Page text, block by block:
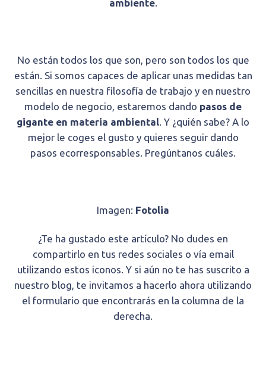
ambiente.
No están todos los que son, pero son todos los que
están. Si somos capaces de aplicar unas medidas tan
sencillas en nuestra filosofía de trabajo y en nuestro
modelo de negocio, estaremos dando pasos de
gigante en materia ambiental. Y ¿quién sabe? A lo
mejor le coges el gusto y quieres seguir dando
pasos ecorresponsables. Pregúntanos cuáles.
Imagen: Fotolia
¿Te ha gustado este artículo? No dudes en
compartirlo en tus redes sociales o vía email
utilizando estos iconos. Y si aún no te has suscrito a
nuestro blog, te invitamos a hacerlo ahora utilizando
el formulario que encontrarás en la columna de la
derecha.